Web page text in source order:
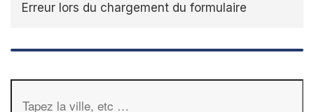
Erreur lors du chargement du formulaire